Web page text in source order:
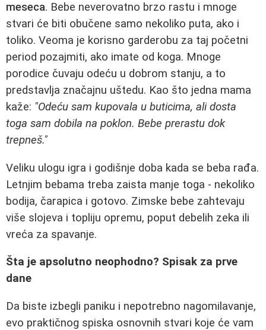
meseca. Bebe neverovatno brzo rastu i mnoge
stvari će biti obučene samo nekoliko puta, ako i
toliko. Veoma je korisno garderobu za taj početni
period pozajmiti, ako imate od koga. Mnoge
porodice čuvaju odeću u dobrom stanju, a to
predstavlja značajnu uštedu. Kao što jedna mama
kaže: "Odeću sam kupovala u buticima, ali dosta
toga sam dobila na poklon. Bebe prerastu dok
trepneš."
Veliku ulogu igra i godišnje doba kada se beba rađa.
Letnjim bebama treba zaista manje toga - nekoliko
bodija, čarapica i gotovo. Zimske bebe zahtevaju
više slojeva i topliju opremu, poput debelih zeka ili
vreća za spavanje.
Šta je apsolutno neophodno? Spisak za prve
dane
Da biste izbegli paniku i nepotrebno nagomilavanje,
evo praktičnog spiska osnovnih stvari koje će vam